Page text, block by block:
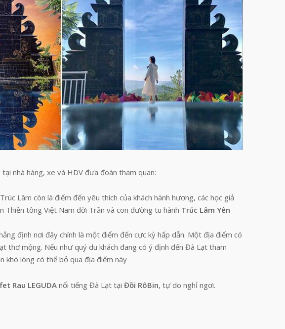
nhà hàng, xe và HDV đưa đoàn tham quan:
Lâm còn là điểm đến yêu thích của khách hành hương, các học giả
Thiền tông Việt Nam đời Trần và con đường tu hành Trúc Lâm Yên
định nơi đây chính là một điểm đến cực kỳ hấp dẫn. Một địa điểm có
thơ mộng. Nếu như quý du khách đang có ý định đến Đà Lạt tham
khó lòng có thể bỏ qua địa điểm này
Rau LEGUDAnổi tiếng Đà Lạt tại Đồi RôBin, tự do nghỉ ngơi.